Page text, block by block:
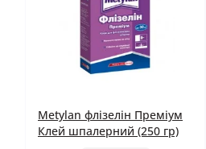
Metylan флізелін Преміум
Клей шпалерний (250 гр)